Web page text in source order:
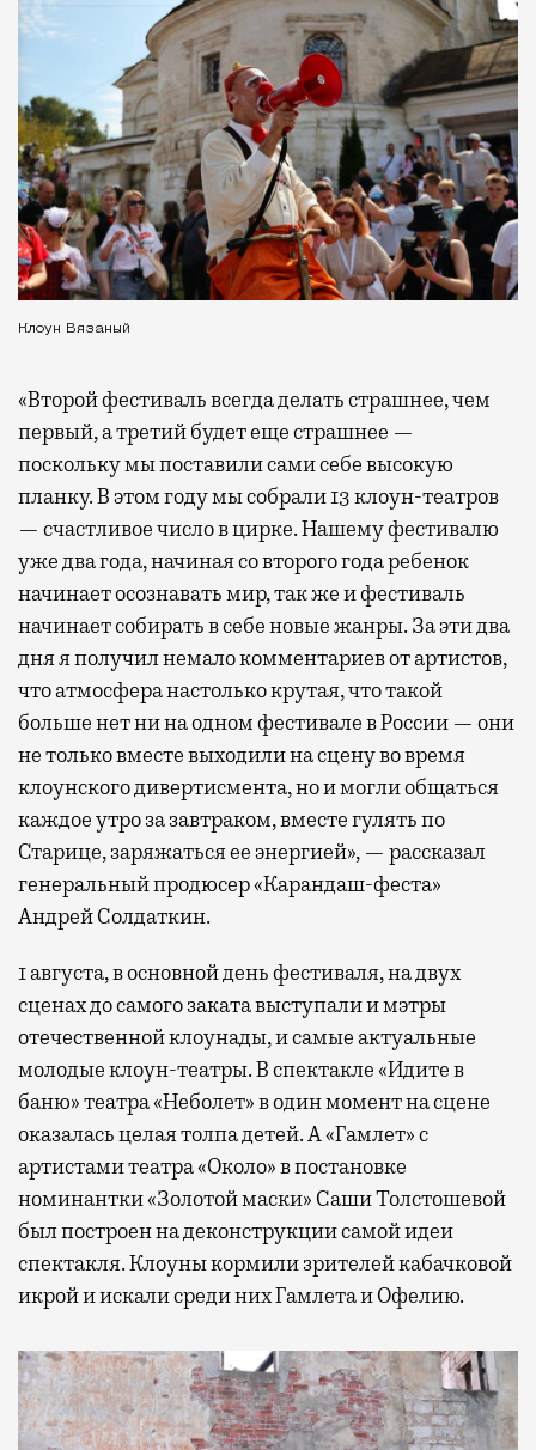
Клоун Вязаный
«Второй фестиваль всегда делать страшнее, чем
первый, а третий будет еще страшнее —
поскольку мы поставили сами себе высокую
планку. В этом году мы собрали 13 клоун-театров
— счастливое число в цирке. Нашему фестивалю
уже два года, начиная со второго года ребенок
начинает осознавать мир, так же и фестиваль
начинает собирать в себе новые жанры. За эти два
дня я получил немало комментариев от артистов,
что атмосфера настолько крутая, что такой
больше нет ни на одном фестивале в России — они
не только вместе выходили на сцену во время
клоунского дивертисмента, но и могли общаться
каждое утро за завтраком, вместе гулять по
Старице, заряжаться ее энергией», — рассказал
генеральный продюсер «Карандаш-феста»
Андрей Солдаткин.
1 августа, в основной день фестиваля, на двух
сценах до самого заката выступали и мэтры
отечественной клоунады, и самые актуальные
молодые клоун-театры. В спектакле «Идите в
баню» театра «Неболет» в один момент на сцене
оказалась целая толпа детей. А «Гамлет» с
артистами театра «Около» в постановке
номинантки «Золотой маски» Саши Толстошевой
был построен на деконструкции самой идеи
спектакля. Клоуны кормили зрителей кабачковой
икрой и искали среди них Гамлета и Офелию.